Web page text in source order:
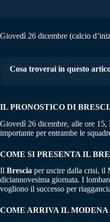
Giovedì 26 dicembre (calcio
Cosa troverai in questo
IL PRONOSTICO DI
Giovedì 26 dicembre, alle ore 15,
importante per entrambe le
COME SI PRESENTA IL
Il Brescia per uscire dalla crisi, il
diciannovesima giornata. I
vogliono il successo per
COME ARRIVA IL MODENA